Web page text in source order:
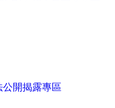
開揭露專區